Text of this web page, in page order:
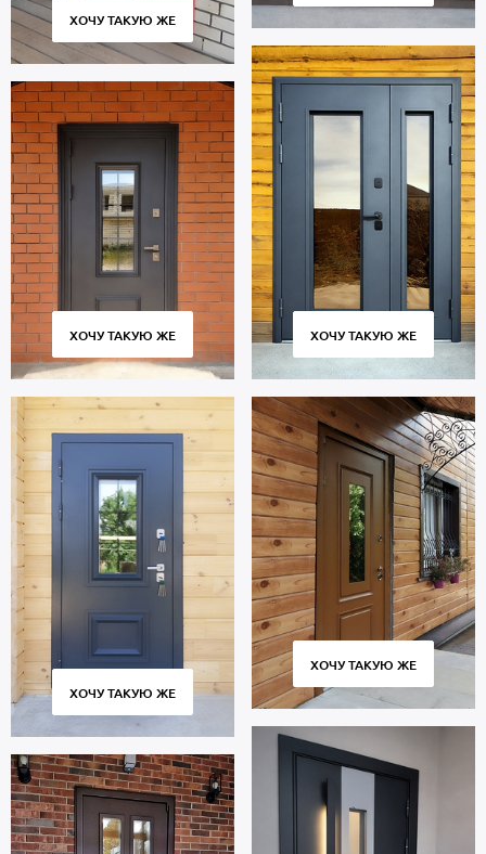
ХОЧУ ТАКУЮ ЖЕ
ХОЧУ ТАКУЮ ЖЕ
ХОЧУ ТАКУЮ ЖЕ
ХОЧУ ТАКУЮ ЖЕ
ХОЧУ ТАКУЮ ЖЕ